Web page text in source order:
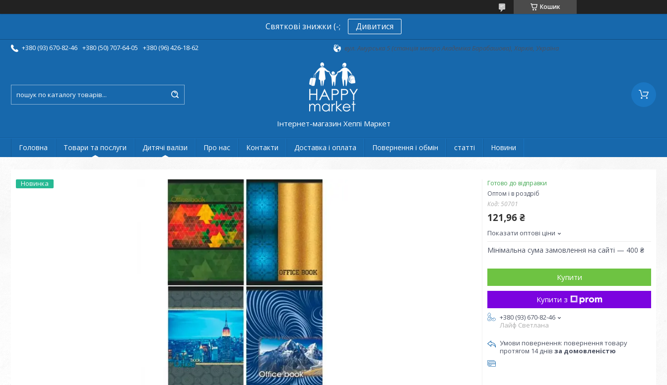
Кошик
Святкові знижки (-; Дивитися
+380 (93) 670-82-46 +380 (50) 707-64-05 +380 (96) 426-18-62 вул. Амурська 5 (станція метро Академіка Барабашова), Харків, Україна
Інтернет-магазин Хеппі Маркет
Головна Товари та послуги Дитячі валізи Про нас Контакти Доставка і оплата Повернення і обмін статті Новини
Новинка
Готово до відправки
Оптом і в роздріб
Код:50701
121,96 ₴
Показати оптові ціни
Мінімальна сума замовлення на сайті — 400 ₴
Купити
Купити з
+380 (93) 670-82-46
Лайф Светлана
повернення товару
протягом 14 днів за домовленістю